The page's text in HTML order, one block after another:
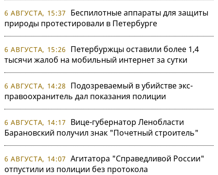
6 АВГУСТА, 15:37
Беспилотные аппараты для защиты
природы протестировали в Петербурге
6 АВГУСТА, 15:26
Петербуржцы оставили более 1,4
тысячи жалоб на мобильный интернет за сутки
6 АВГУСТА, 14:28
Подозреваемый в убийстве экс-
правоохранитель дал показания полиции
6 АВГУСТА, 14:17
Вице-губернатор Ленобласти
Барановский получил знак "Почетный строитель"
6 АВГУСТА, 14:07 Агитатора "Справедливой России"
отпустили из полиции без протокола